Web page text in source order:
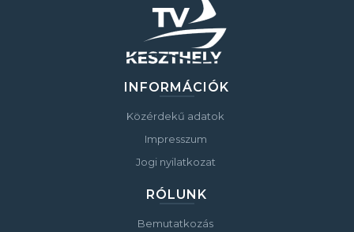
INFORMÁCIÓK
Közérdekű adatok
Impresszum
Jogi nyilatkozat
RÓLUNK
Bemutatkozás